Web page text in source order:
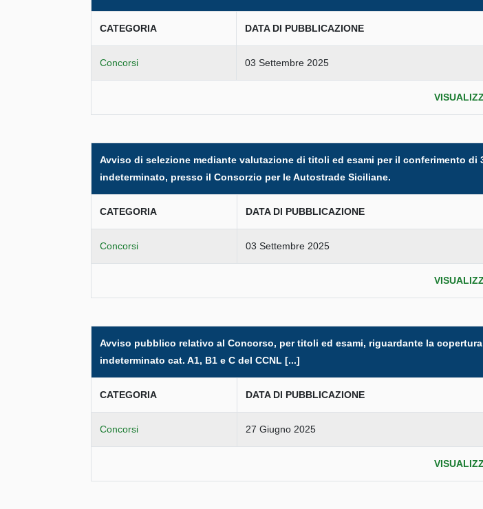
CATEGORIA DATA DI PUBBLICAZIONE
Concorsi 03 Settembre 2025
Avviso di selezione mediante valutazione di titoli ed esami per il conferimento
indeterminato, presso il Consorzio per le Autostrade Siciliane.
CATEGORIA DATA DI PUBBLICAZIONE
Concorsi 03 Settembre 2025
Avviso pubblico relativo al Concorso, per titoli ed esami, riguardante la
indeterminato cat. A1, B1 e C del CCNL [...]
CATEGORIA DATA DI PUBBLICAZIONE
Concorsi 27 Giugno 2025